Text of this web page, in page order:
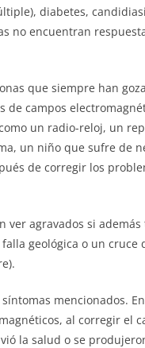
diabetes,
no encuentran
que siempre han
campos
un radio-reloj, un
un niño que sufre de
de corregir los
ver agravados si
geológica o un cruce
mencionados.
al corregir el
la salud o se